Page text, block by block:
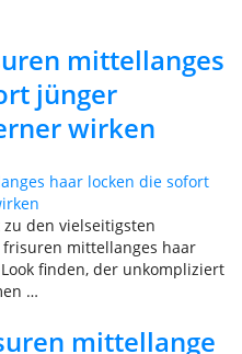
mittellanges
jünger
wirken
den vielseitigsten
mittellanges haar
finden, der unkompliziert
…
mittellange